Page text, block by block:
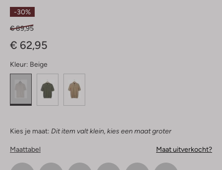
-30%
€ 89,95
€ 62,95
Kleur: Beige
Kies je maat: Dit item valt klein, kies een maat groter
Maattabel Maat uitverkocht?